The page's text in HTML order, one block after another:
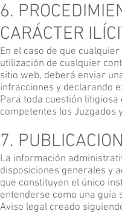
6.
CARÁCTER
En el caso de que
utilización de cualquier
sitio web, deberá enviar
infracciones y declarando
Para toda cuestión litigiosa
competentes los Juzgados
7.
La información
disposiciones generales y
que constituyen el único
entenderse como una guía
Aviso legal creado